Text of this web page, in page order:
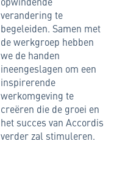
verandering te
begeleiden. Samen met
de werkgroep hebben
we de handen
ineengeslagen om een
inspirerende
werkomgeving te
creëren die de groei en
het succes van Accordis
verder zal stimuleren.